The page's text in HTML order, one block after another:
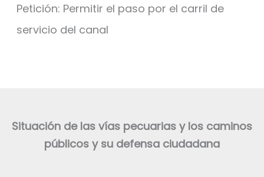
Petición: Permitir el paso por el carril de
servicio del canal
Situación de las vías pecuarias y los caminos
públicos y su defensa ciudadana